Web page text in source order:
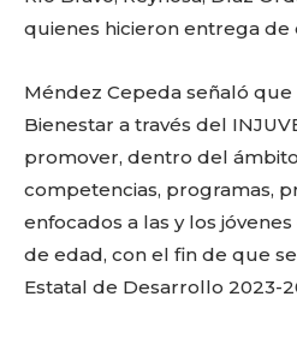
quienes hicieron entrega de
Méndez Cepeda señaló
Bienestar a través del
promover, dentro del
competencias, programas,
enfocados a las y los
de edad, con el fin de que
Estatal de Desarrollo 2023-